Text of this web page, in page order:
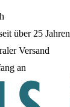
über 25 Jahren
Versand
an